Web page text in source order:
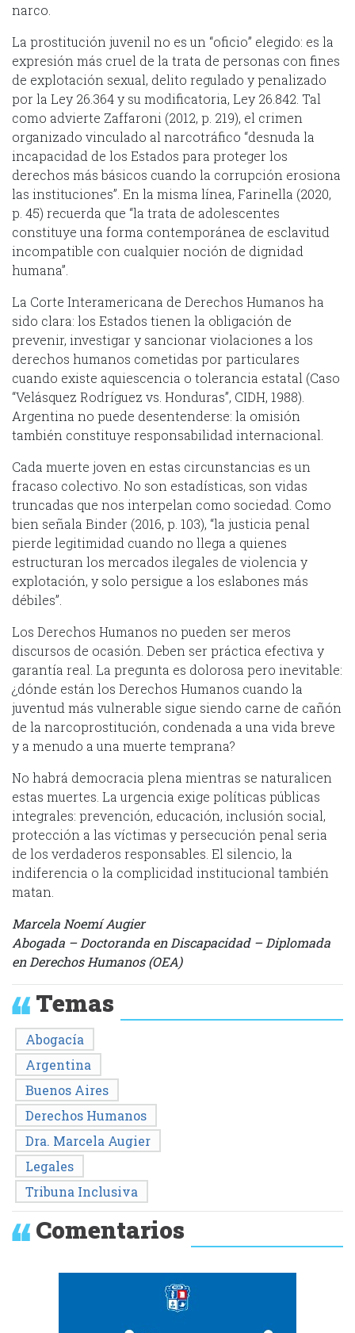
narco.
La prostitución juvenil no es un “oficio” elegido: es la
expresión más cruel de la trata de personas con fines
de explotación sexual, delito regulado y penalizado
por la Ley 26.364 y su modificatoria, Ley 26.842. Tal
como advierte Zaffaroni (2012, p. 219), el crimen
organizado vinculado al narcotráfico “desnuda la
incapacidad de los Estados para proteger los
derechos más básicos cuando la corrupción erosiona
las instituciones”. En la misma línea, Farinella (2020,
p. 45) recuerda que “la trata de adolescentes
constituye una forma contemporánea de esclavitud
incompatible con cualquier noción de dignidad
humana”.
La Corte Interamericana de Derechos Humanos ha
sido clara: los Estados tienen la obligación de
prevenir, investigar y sancionar violaciones a los
derechos humanos cometidas por particulares
cuando existe aquiescencia o tolerancia estatal (Caso
“Velásquez Rodríguez vs. Honduras”, CIDH, 1988).
Argentina no puede desentenderse: la omisión
también constituye responsabilidad internacional.
Cada muerte joven en estas circunstancias es un
fracaso colectivo. No son estadísticas, son vidas
truncadas que nos interpelan como sociedad. Como
bien señala Binder (2016, p. 103), “la justicia penal
pierde legitimidad cuando no llega a quienes
estructuran los mercados ilegales de violencia y
explotación, y solo persigue a los eslabones más
débiles”.
Los Derechos Humanos no pueden ser meros
discursos de ocasión. Deben ser práctica efectiva y
garantía real. La pregunta es dolorosa pero inevitable:
¿dónde están los Derechos Humanos cuando la
juventud más vulnerable sigue siendo carne de cañón
de la narcoprostitución, condenada a una vida breve
y a menudo a una muerte temprana?
No habrá democracia plena mientras se naturalicen
estas muertes. La urgencia exige políticas públicas
integrales: prevención, educación, inclusión social,
protección a las víctimas y persecución penal seria
de los verdaderos responsables. El silencio, la
indiferencia o la complicidad institucional también
matan.
Marcela Noemí Augier
Abogada – Doctoranda en Discapacidad – Diplomada
en Derechos Humanos (OEA)
Temas
Abogacía
Argentina
Buenos Aires
Derechos Humanos
Dra. Marcela Augier
Legales
Tribuna Inclusiva
Comentarios